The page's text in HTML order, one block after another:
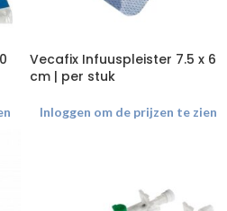
Vecafix Infuuspleister 7.5 x 6
cm | per stuk
Inloggen om de prijzen te zien